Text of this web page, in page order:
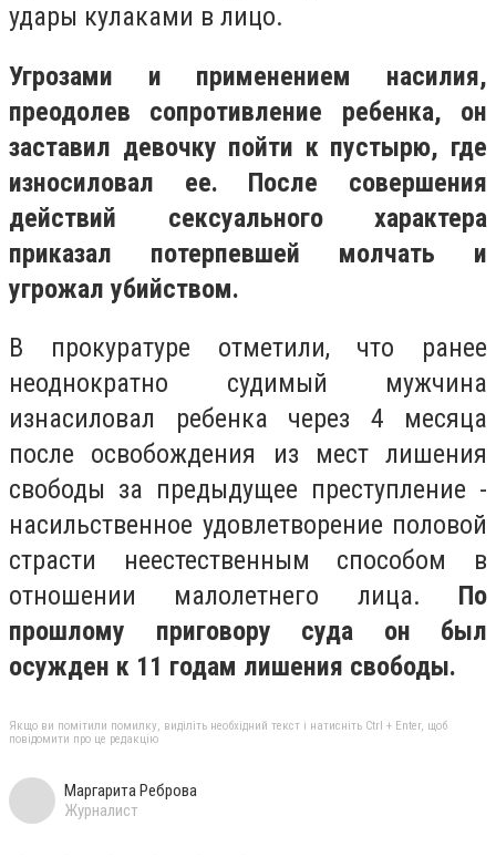
удары кулаками в лицо.
Угрозами и применением насилия,
преодолев сопротивление ребенка, он
заставил девочку пойти к пустырю, где
износиловал ее. После совершения
действий сексуального характера
приказал потерпевшей молчать и
угрожал убийством.
В прокуратуре отметили, что ранее
неоднократно судимый мужчина
изнасиловал ребенка через 4 месяца
после освобождения из мест лишения
свободы за предыдущее преступление -
насильственное удовлетворение половой
страсти неестественным способом в
отношении малолетнего лица. По
прошлому приговору суда он был
осужден к 11 годам лишения свободы.
Якщо ви помітили помилку, виділіть необхідний текст і натисніть Ctrl + Enter, щоб
повідомити про це редакцію
Маргарита Реброва
Журналист